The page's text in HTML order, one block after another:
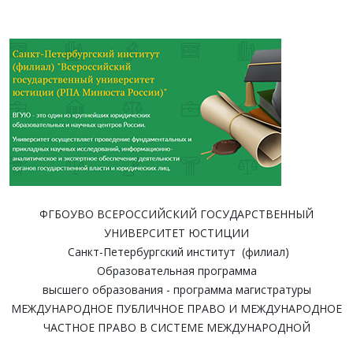
ФГБОУВО ВСЕРОССИЙСКИЙ ГОСУДАРСТВЕННЫЙ
УНИВЕРСИТЕТ ЮСТИЦИИ
Санкт-Петербургский институт (филиал)
Образовательная программа
высшего образования - программа магистратуры
МЕЖДУНАРОДНОЕ ПУБЛИЧНОЕ ПРАВО И МЕЖДУНАРОДНОЕ
ЧАСТНОЕ ПРАВО В СИСТЕМЕ МЕЖДУНАРОДНОЙ